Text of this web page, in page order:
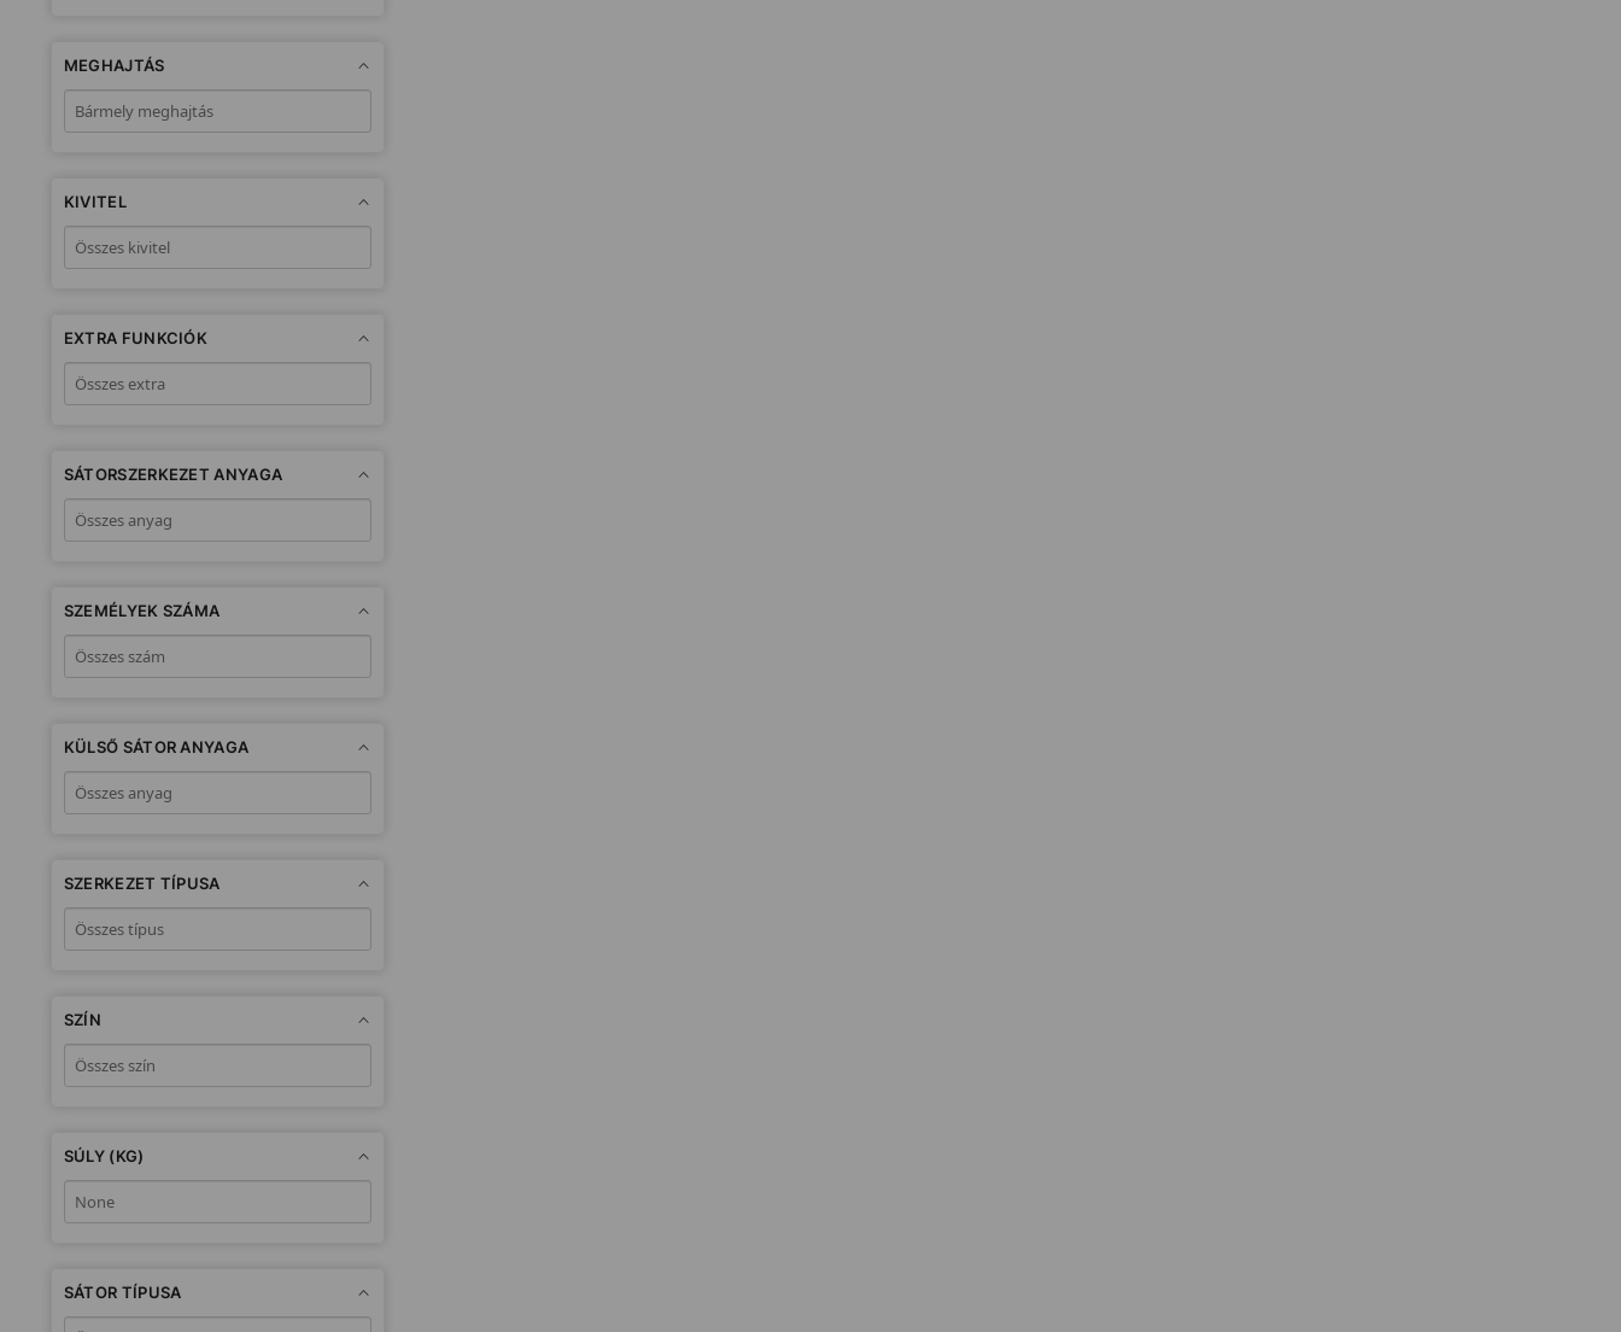
MEGHAJTÁS
KIVITEL
EXTRA FUNKCIÓK
SÁTORSZERKEZET ANYAGA
SZEMÉLYEK SZÁMA
KÜLSŐ SÁTOR ANYAGA
SZERKEZET TÍPUSA
SZÍN
SÚLY (KG)
SÁTOR TÍPUSA